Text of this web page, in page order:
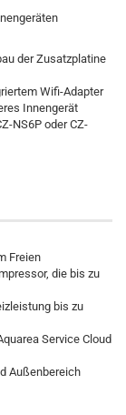
der Zusatzplatine
Wifi-Adapter
Innengerät
NS6P oder CZ-
Freien
die bis zu
bis zu
Service Cloud
Außenbereich